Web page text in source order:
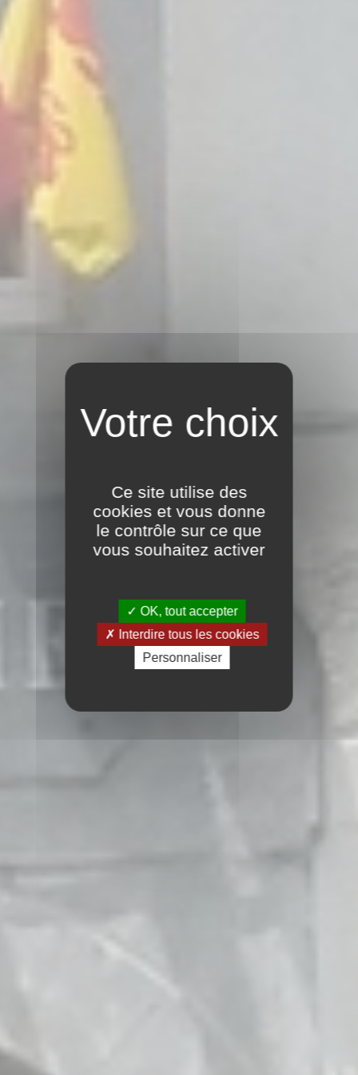
Ce site utilise des
cookies et vous donne
le contrôle sur ce que
vous souhaitez activer
OK, tout accepter
Interdire tous les cookies
Personnaliser